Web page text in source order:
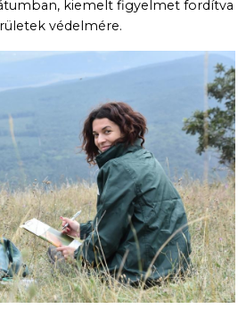
kiemelt figyelmet fordítva
védelmére.